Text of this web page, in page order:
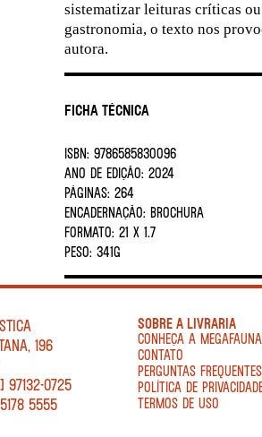
Ficha Técnica
ISBN: 9786585830096
ANO DE EDIÇÃO: 2024
PÁGINAS: 264
ENCADERNAÇÃO: BROCHURA
FORMATO: 21 X 1.7
PESO: 341G
sistematizar leituras críticas
gastronomia, o texto nos
autora.
196
97132-0725
5178 5555
SOBRE A LIVRARIA
CONHEÇA A MEGAFAUNA
CONTATO
PERGUNTAS FREQUENTES
POLÍTICA DE
TERMOS DE USO